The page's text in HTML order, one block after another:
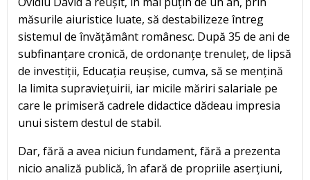
măsurile aiuristice luate, să destabilizeze întreg
sistemul de învățământ românesc. După 35 de ani de
subfinanțare cronică, de ordonanțe trenuleț, de lipsă
de investiții, Educația reușise, cumva, să se mențină
la limita supraviețuirii, iar micile măriri salariale pe
care le primiseră cadrele didactice dădeau impresia
unui sistem destul de stabil.
Dar, fără a avea niciun fundament, fără a prezenta
nicio analiză publică, în afară de propriile aserțiuni,